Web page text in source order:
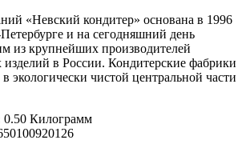
«Невский кондитер» основана в 1996
и на сегодняшний день
из крупнейших производителей
изделий в России. Кондитерские фабрики
экологически чистой центральной части
0.50 Килограмм